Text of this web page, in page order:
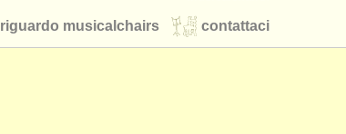
contattaci
riguardo musicalchairs